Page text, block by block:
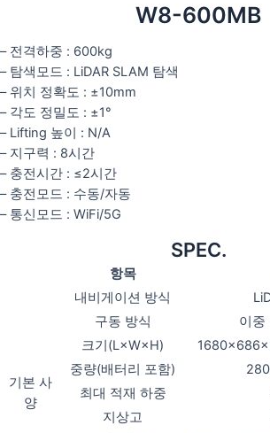
W8-600MB
– 전격하중 : 600kg
– 탐색모드 : LiDAR SLAM 탐색
– 위치 정확도 : ±10mm
– 각도 정밀도 : ±1°
– Lifting 높이 : N/A
– 지구력 : 8시간
– 충전시간 : ≤2시간
– 충전모드 : 수동/자동
– 통신모드 : WiFi/5G
SPEC.
항목
기본 사
양
내비게이션 방식
구동 방식
이중
크기(L×W×H)
중량(배터리 포함)
최대 적재 하중
지상고